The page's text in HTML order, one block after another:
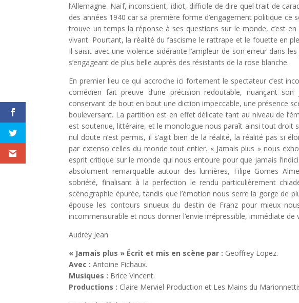
l’Allemagne. Naïf, inconscient, idiot, difficile de dire quel trait de
des années 1940 car sa première forme d’engagement politique ce
trouve un temps la réponse à ses questions sur le monde, c’est
vivant. Pourtant, la réalité du fascisme le rattrape et le fouette en
Il saisit avec une violence sidérante l’ampleur de son erreur dans
s’engageant de plus belle auprès des résistants de la rose blanche.
En premier lieu ce qui accroche ici fortement le spectateur c’est
comédien fait preuve d’une précision redoutable, nuançant
conservant de bout en bout une diction impeccable, une présence
bouleversant. La partition est en effet délicate tant au niveau de
est soutenue, littéraire, et le monologue nous paraît ainsi tout droit
nul doute n’est permis, il s’agit bien de la réalité, la réalité pas si
par extenso celles du monde tout entier. « Jamais plus » nous
esprit critique sur le monde qui nous entoure pour que jamais
absolument remarquable autour des lumières, Filipe Gomes
sobriété, finalisant à la perfection le rendu particulièrement
scénographie épurée, tandis que l’émotion nous serre la gorge de
épouse les contours sinueux du destin de Franz pour mieux
incommensurable et nous donner l’envie irrépressible, immédiate de
Audrey Jean
« Jamais plus » Écrit et mis en scène par : Geoffrey Lopez.
Avec : Antoine Fichaux.
Musiques : Brice Vincent.
Productions : Claire Merviel Production et Les Mains du